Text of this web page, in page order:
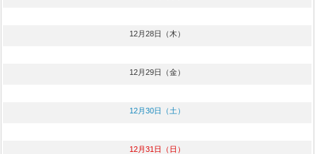
12月28日（木）
12月29日（金）
12月30日（土）
12月31日（日）